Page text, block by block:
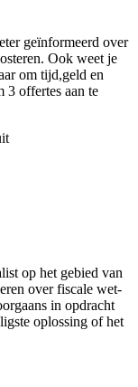
geïnformeerd over
Ook weet je
om tijd,geld en
3 offertes aan te
op het gebied van
over fiscale wet-
in opdracht
oplossing of het